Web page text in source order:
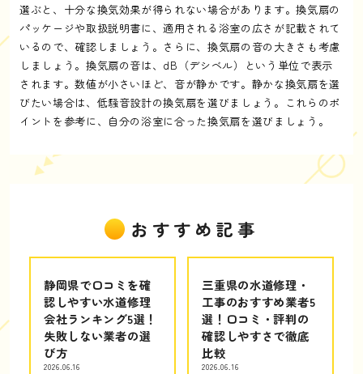
選ぶと、十分な換気効果が得られない場合があります。換気扇の
パッケージや取扱説明書に、適用される浴室の広さが記載されて
いるので、確認しましょう。さらに、換気扇の音の大きさも考慮
しましょう。換気扇の音は、dB（デシベル）という単位で表示
されます。数値が小さいほど、音が静かです。静かな換気扇を選
びたい場合は、低騒音設計の換気扇を選びましょう。これらのポ
イントを参考に、自分の浴室に合った換気扇を選びましょう。
おすすめ記事
静岡県で口コミを確
認しやすい水道修理
会社ランキング5選！
失敗しない業者の選
び方
2026.06.16
三重県の水道修理・
工事のおすすめ業者5
選！口コミ・評判の
確認しやすさで徹底
比較
2026.06.16